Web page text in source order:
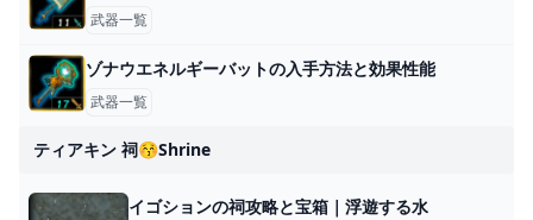
武器一覧
ゾナウエネルギーバットの入手方法と効果性能
武器一覧
ティアキン 祠😚shrine
イゴションの祠攻略と宝箱｜浮遊する水